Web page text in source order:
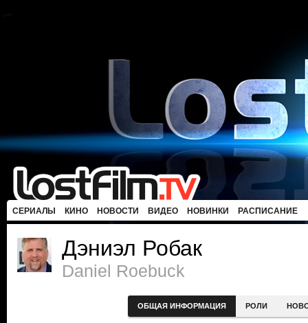
СЕРИАЛЫ КИНО НОВОСТИ ВИДЕО НОВИНКИ РАСПИСАНИЕ
Дэниэл Робак
Daniel Roebuck
ОБЩАЯ ИНФОРМАЦИЯ РОЛИ